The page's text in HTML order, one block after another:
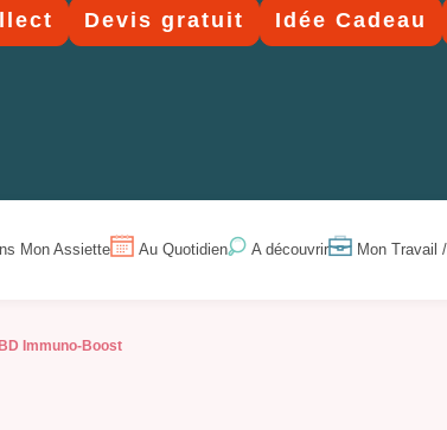
Devis gratuit Idée Cadeau
Mon Assiette Au Quotidien A découvrir Mon Travail
Immuno-Boost